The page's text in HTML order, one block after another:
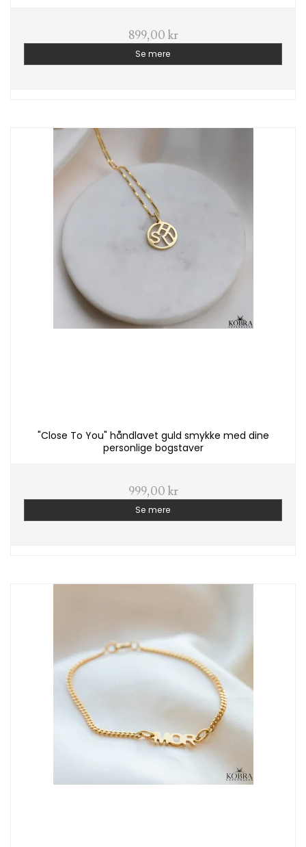
899,00 kr
Se mere
"Close To You" håndlavet guld smykke med dine
personlige bogstaver
999,00 kr
Se mere